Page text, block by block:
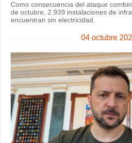
Como consecuencia del ataque
de octubre, 2.939 instalaciones de
encuentran sin electricidad.
04 octubre